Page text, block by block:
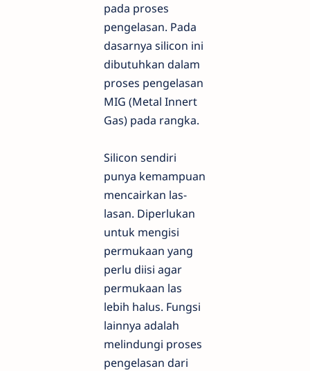
pada proses
pengelasan. Pada
dasarnya silicon ini
dibutuhkan dalam
proses pengelasan
MIG (Metal Innert
Gas) pada rangka.
Silicon sendiri
punya kemampuan
mencairkan las-
lasan. Diperlukan
untuk mengisi
permukaan yang
perlu diisi agar
permukaan las
lebih halus. Fungsi
lainnya adalah
melindungi proses
pengelasan dari